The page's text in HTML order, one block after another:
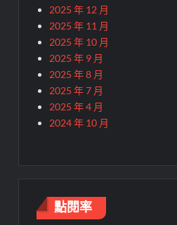
2025 年 12 月
2025 年 11 月
2025 年 10 月
2025 年 9 月
2025 年 8 月
2025 年 7 月
2025 年 4 月
2024 年 10 月
點閱率